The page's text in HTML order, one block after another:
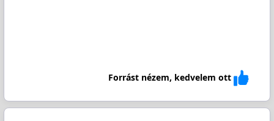
Forrást nézem, kedvelem ott